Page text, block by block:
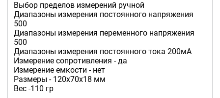
Выбор пределов измерений ручной
Диапазоны измерения постоянного напряжения
500
Диапазоны измерения переменного напряжения
500
Диапазоны измерения постоянного тока 200мA
Измерение сопротивления - да
Измерение емкости - нет
Размеры - 120x70x18 мм
Вес -110 гр